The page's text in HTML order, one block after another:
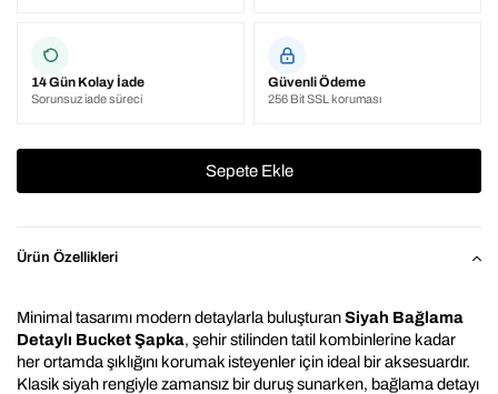
14 Gün Kolay İade
Sorunsuz iade süreci
Güvenli Ödeme
256 Bit SSL koruması
Ürün Özellikleri
Minimal tasarımı modern detaylarla buluşturan Siyah Bağlama
Detaylı Bucket Şapka, şehir stilinden tatil kombinlerine kadar
her ortamda şıklığını korumak isteyenler için ideal bir aksesuardır.
Klasik siyah rengiyle zamansız bir duruş sunarken, bağlama detayı